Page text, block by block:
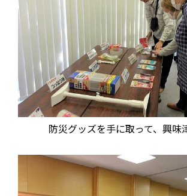
防災グッズを手に取って、興味